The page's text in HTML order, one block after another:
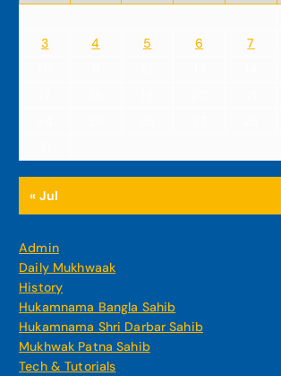
3
4 5 6 7
« Jul
Admin
Daily Mukhwaak
History
Hukamnama Bangla Sahib
Hukamnama Shri Darbar Sahib
Mukhwak Patna Sahib
Tech & Tutorials